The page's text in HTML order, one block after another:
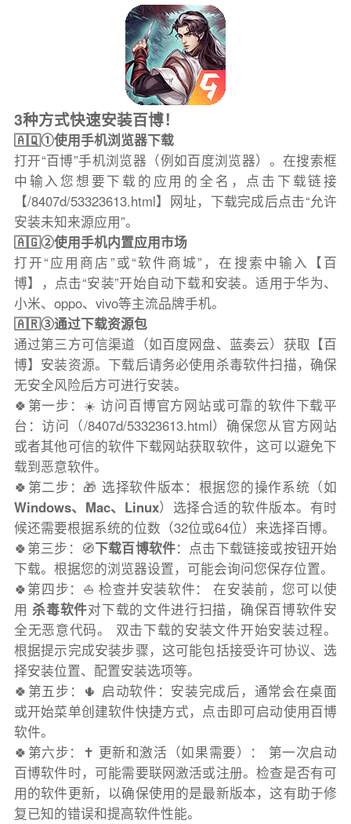
3种方式快速安装百博！
🇦🇶①使用手机浏览器下载
打开“百博”手机浏览器（例如百度浏览器）。在搜索框
中输入您想要下载的应用的全名，点击下载链接
【/8407d/53323613.html】网址，下载完成后点击“允许
安装未知来源应用”。
🇦🇬②使用手机内置应用市场
打开“应用商店”或“软件商城”，在搜索中输入【百
博】，点击“安装”开始自动下载和安装。适用于华为、
小米、oppo、vivo等主流品牌手机。
🇦🇷③通过下载资源包
通过第三方可信渠道（如百度网盘、蓝奏云）获取【百
博】安装资源。下载后请务必使用杀毒软件扫描，确保
无安全风险后方可进行安装。
🍀第一步：☀️ 访问百博官方网站或可靠的软件下载平
台：访问（/8407d/53323613.html）确保您从官方网站
或者其他可信的软件下载网站获取软件，这可以避免下
载到恶意软件。
🍀第二步：🎁 选择软件版本：根据您的操作系统（如
Windows、Mac、Linux）选择合适的软件版本。有时
候还需要根据系统的位数（32位或64位）来选择百博。
🍀第三步：🧭下载百博软件：点击下载链接或按钮开始
下载。根据您的浏览器设置，可能会询问您保存位置。
🍀第四步：⛵️ 检查并安装软件： 在安装前，您可以使
用杀毒软件对下载的文件进行扫描，确保百博软件安
全无恶意代码。 双击下载的安装文件开始安装过程。
根据提示完成安装步骤，这可能包括接受许可协议、选
择安装位置、配置安装选项等。
🍀第五步：🌵 启动软件：安装完成后，通常会在桌面
或开始菜单创建软件快捷方式，点击即可启动使用百博
软件。
🍀第六步：✝️ 更新和激活（如果需要）： 第一次启动
百博软件时，可能需要联网激活或注册。检查是否有可
用的软件更新，以确保使用的是最新版本，这有助于修
复已知的错误和提高软件性能。